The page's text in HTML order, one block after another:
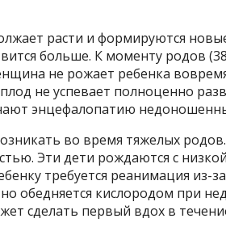
расти и формируются
больше. К моменту родов
не рожает ребенка
не успевает полноценно
энцефалопатию
во время тяжелых
Эти дети рождаются с
требуется реанимация из-
обедняется кислородом при
сделать первый вдох в